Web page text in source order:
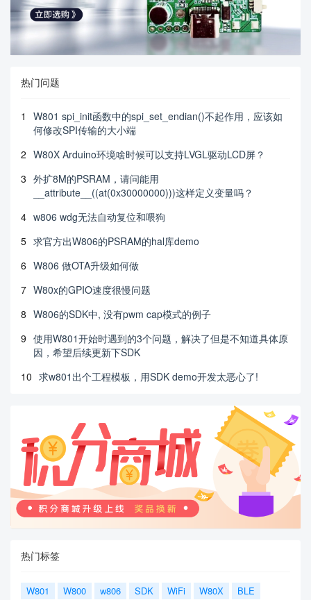
热门问题
1
W801 spi_init函数中的spi_set_endian()不起作用，应该如
何修改SPI传输的大小端
2 W80X Arduino环境啥时候可以支持LVGL驱动LCD屏？
3 外扩8M的PSRAM，请问能用
__attribute__((at(0x30000000)))这样定义变量吗？
4 w806 wdg无法自动复位和喂狗
5 求官方出W806的PSRAM的hal库demo
6 W806 做OTA升级如何做
7 W80x的GPIO速度很慢问题
8 W806的SDK中, 没有pwm cap模式的例子
9 使用W801开始时遇到的3个问题，解决了但是不知道具体原
因，希望后续更新下SDK
10 求w801出个工程模板，用SDK demo开发太恶心了!
热门标签
W801 W800 w806 SDK WiFi W80X
BLE